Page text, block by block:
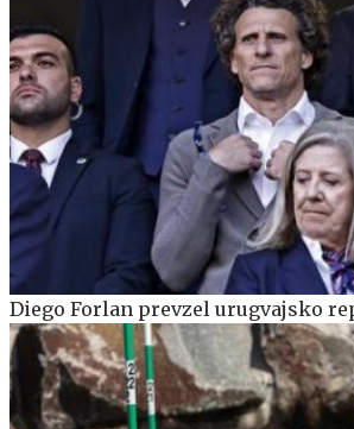
Diego Forlan prevzel urugvajsko